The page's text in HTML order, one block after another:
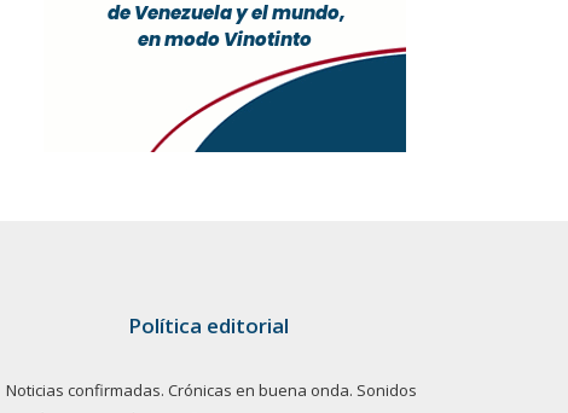
Política editorial
Noticias confirmadas. Crónicas en buena onda. Sonidos